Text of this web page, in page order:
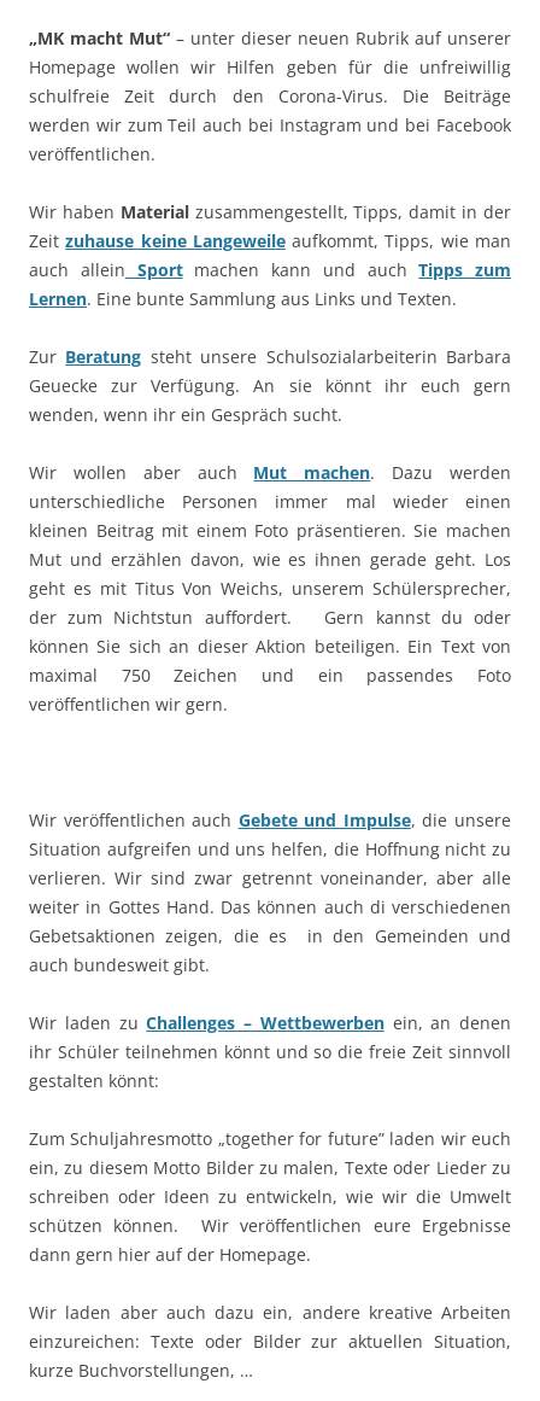
„MK macht Mut“ – unter dieser neuen Rubrik auf unserer
Homepage wollen wir Hilfen geben für die unfreiwillig
schulfreie Zeit durch den Corona-Virus. Die Beiträge
werden wir zum Teil auch bei Instagram und bei Facebook
veröffentlichen.
Wir haben Materialzusammengestellt, Tipps, damit in der
Zeitzuhause keine Langeweileaufkommt, Tipps, wie man
auch allein Sportmachen kann und auchTipps zum
Lernen. Eine bunte Sammlung aus Links und Texten.
Zur Beratung steht unsere Schulsozialarbeiterin Barbara
Geuecke zur Verfügung. An sie könnt ihr euch gern
wenden, wenn ihr ein Gespräch sucht.
Wir wollen aber auch Mut machen. Dazu werden
unterschiedliche Personen immer mal wieder einen
kleinen Beitrag mit einem Foto präsentieren. Sie machen
Mut und erzählen davon, wie es ihnen gerade geht. Los
geht es mit Titus Von Weichs, unserem Schülersprecher,
der zum Nichtstun auffordert. Gern kannst du oder
können Sie sich an dieser Aktion beteiligen. Ein Text von
maximal 750 Zeichen und ein passendes Foto
veröffentlichen wir gern.
Wir veröffentlichen auch Gebete und Impulse, die unsere
Situation aufgreifen und uns helfen, die Hoffnung nicht zu
verlieren. Wir sind zwar getrennt voneinander, aber alle
weiter in Gottes Hand. Das können auch di verschiedenen
Gebetsaktionen zeigen, die es in den Gemeinden und
auch bundesweit gibt.
Wir laden zuChallenges – Wettbewerbenein, an denen
ihr Schüler teilnehmen könnt und so die freie Zeit sinnvoll
gestalten könnt:
Zum Schuljahresmotto „together for future” laden wir euch
ein, zu diesem Motto Bilder zu malen, Texte oder Lieder zu
schreiben oder Ideen zu entwickeln, wie wir die Umwelt
schützen können. Wir veröffentlichen eure Ergebnisse
dann gern hier auf der Homepage.
Wir laden aber auch dazu ein, andere kreative Arbeiten
einzureichen: Texte oder Bilder zur aktuellen Situation,
kurze Buchvorstellungen, …